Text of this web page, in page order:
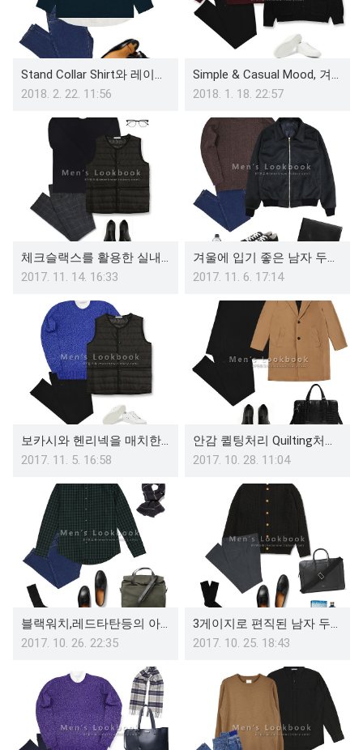
Stand Collar Shirt와 레이어드한 남자 얇은 니트 코디북
2018. 2. 22. 11:56
Simple & Casual Mood, 겨울 남친룩 코디북
2018. 1. 18. 22:57
체크슬랙스를 활용한 실내에서의 겨울 30대남성코디
2017. 11. 14. 16:33
겨울에 입기 좋은 남자 두꺼운 니트로 연출한 코디북
2017. 11. 6. 17:14
보카시와 헨리넥을 매치한 남자 셔츠니트 코디북
2017. 11. 5. 16:58
안감 퀼팅처리 Quilting처리된 남자 누빔코트 코디북(카멜,블랙등)
2017. 10. 28. 11:04
블랙워치,레드타탄등의 아이템을 매치한 남성 가을 체크남방 코디북
2017. 10. 26. 22:35
3게이지로 편직된 남자 두꺼운 가디건으로 연출한 스타일링북
2017. 10. 25. 18:43